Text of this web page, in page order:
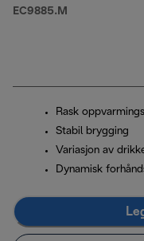
EC9885.M
Rask
Stabil brygging
Variasjon av
Dynamisk